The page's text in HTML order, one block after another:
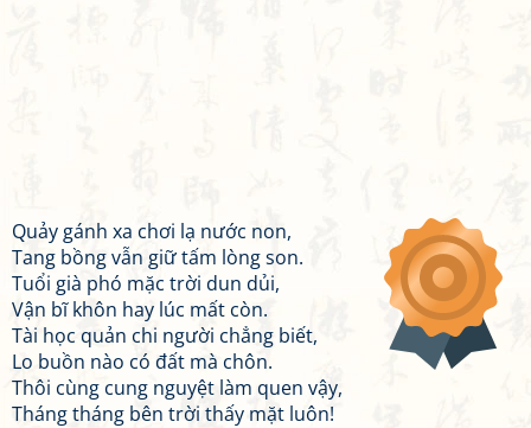
Quảy gánh xa chơi lạ nước non,
Tang bồng vẫn giữ tấm lòng son.
Tuổi già phó mặc trời dun dủi,
Vận bĩ khôn hay lúc mất còn.
Tài học quản chi người chẳng biết,
Lo buồn nào có đất mà chôn.
Thôi cùng cung nguyệt làm quen vậy,
Tháng tháng bên trời thấy mặt luôn!